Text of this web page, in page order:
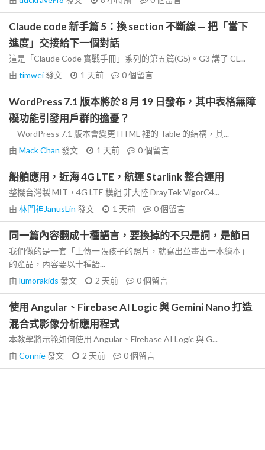
Claude code 新手篇 5：換 section 不斷線 — 把「當下
進度」交接給下一個對話
這是「Claude Code 實戰手冊」系列的第五篇(G5)。G3 講了 CL...
由 timwei發文 1 天前 0個留言
WordPress 7.1 版本將於 8 月 19 日發布，其中表格無障
礙功能引發用戶群的擔憂？
WordPress 7.1 版本會變更 HTML 裡的 Table 的結構，其...
由 Mack Chan 發文 1 天前 0個留言
船舶應用，近海 4G LTE，航運 Starlink 整合運用
整機台灣製 MIT，4G LTE 模組 非大陸 DrayTek VigorC4...
由 林門神JanusLin 發文 1 天前 0個留言
同一篇內容翻成十種語言，要換掉的不只是詞，是節日
我們做的是一套「上傳一張孩子的照片，就寫出並畫出一本繪本」
的產品，內容要以十種語...
由 lumorakids 發文 2 天前 0個留言
使用 Angular、Firebase AI Logic 與 Gemini Nano 打造
混合式影像分析應用程式
本教學將示範如何使用 Angular、Firebase AI Logic 與 G...
由 Connie發文 2 天前 0個留言